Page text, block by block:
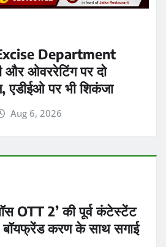
Department
और ओवररेटिंग पर दो
एडीईओ पर भी शिकंजा
Aug 6, 2026
OTT 2’ की पूर्व कंटेस्टेंट
करण के साथ सगाई